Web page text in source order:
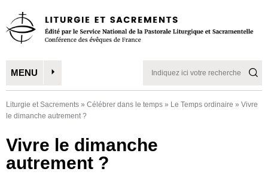
MENU
Liturgie et Sacrements » Célébrer dans le temps » Le Temps ordinaire » Vivre
le dimanche autrement ?
Vivre le dimanche
autrement ?